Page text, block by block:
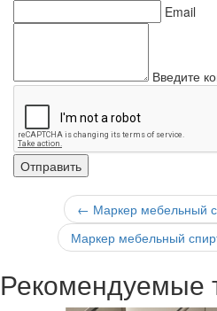
Email
Введите
← Маркер мебельный
Маркер мебельный
Рекомендуемые